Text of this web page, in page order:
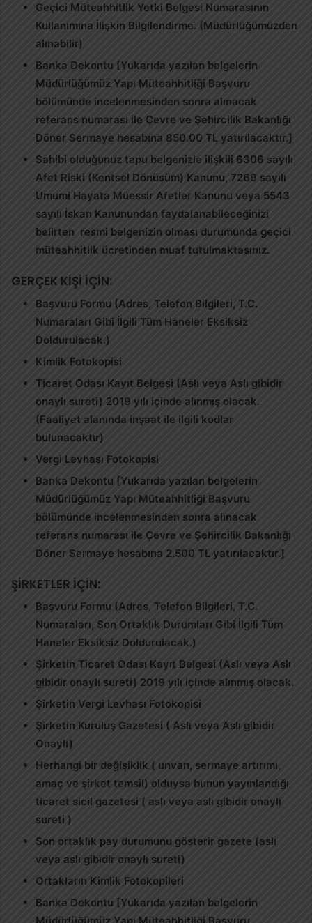
Geçici Müteahhitlik Yetki Belgesi Numarasının
Kullanımına İlişkin Bilgilendirme. (Müdürlüğümüzden
alınabilir)
Banka Dekontu [Yukarıda yazılan belgelerin
Müdürlüğümüz Yapı Müteahhitliği Başvuru
bölümünde incelenmesinden sonra alınacak
referans numarası ile Çevre ve Şehircilik Bakanlığı
Döner Sermaye hesabına 850.00 TL yatırılacaktır.]
Sahibi olduğunuz tapu belgenizle ilişkili 6306 sayılı
Afet Riski (Kentsel Dönüşüm) Kanunu, 7269 sayılı
Umumi Hayata Müessir Afetler Kanunu veya 5543
sayılı İskan Kanunundan faydalanabileceğinizi
belirten resmi belgenizin olması durumunda geçici
müteahhitlik ücretinden muaf tutulmaktasınız.
GERÇEK KİŞİ İÇİN:
Başvuru Formu (Adres, Telefon Bilgileri, T.C.
Numaraları Gibi İlgili Tüm Haneler Eksiksiz
Doldurulacak.)
Kimlik Fotokopisi
Ticaret Odası Kayıt Belgesi (Aslı veya Aslı gibidir
onaylı sureti) 2019 yılı içinde alınmış olacak.
(Faaliyet alanında inşaat ile ilgili kodlar
bulunacaktır)
Vergi Levhası Fotokopisi
Banka Dekontu [Yukarıda yazılan belgelerin
Müdürlüğümüz Yapı Müteahhitliği Başvuru
bölümünde incelenmesinden sonra alınacak
referans numarası ile Çevre ve Şehircilik Bakanlığı
Döner Sermaye hesabına 2.500 TL yatırılacaktır.]
ŞİRKETLER İÇİN:
Başvuru Formu (Adres, Telefon Bilgileri, T.C.
Numaraları, Son Ortaklık Durumları Gibi İlgili Tüm
Haneler Eksiksiz Doldurulacak.)
Şirketin Ticaret Odası Kayıt Belgesi (Aslı veya Aslı
gibidir onaylı sureti) 2019 yılı içinde alınmış olacak.
Şirketin Vergi Levhası Fotokopisi
Şirketin Kuruluş Gazetesi ( Aslı veya Aslı gibidir
Onaylı)
Herhangi bir değişiklik ( unvan, sermaye artırımı,
amaç ve şirket temsil) olduysa bunun yayınlandığı
ticaret sicil gazetesi ( aslı veya aslı gibidir onaylı
sureti )
Son ortaklık pay durumunu gösterir gazete (aslı
veya aslı gibidir onaylı sureti)
Ortakların Kimlik Fotokopileri
Banka Dekontu [Yukarıda yazılan belgelerin